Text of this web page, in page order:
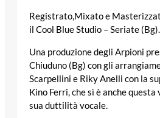
Registrato,Mixato e
il Cool Blue Studio – Seriate (Bg).
Una produzione degli Arpioni
Chiuduno (Bg) con gli
Scarpellini e Riky Anelli con la
Kino Ferri, che sì è anche
sua duttilità vocale.